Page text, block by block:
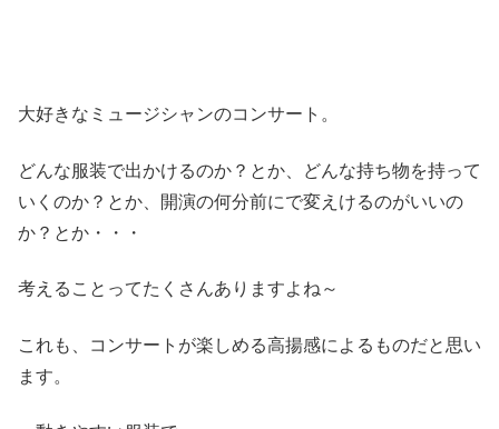
大好きなミュージシャンのコンサート。
どんな服装で出かけるのか？とか、どんな持ち物を持って
いくのか？とか、開演の何分前にで変えけるのがいいの
か？とか・・・
考えることってたくさんありますよね～
これも、コンサートが楽しめる高揚感によるものだと思い
ます。